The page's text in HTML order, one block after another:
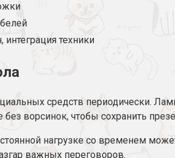
техники
средств периодически.
ворсинок, чтобы сохранить
нагрузке со временем
важных переговоров.